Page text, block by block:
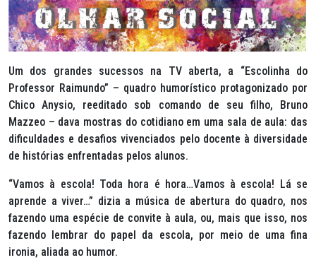
Um dos grandes sucessos na TV aberta, a “Escolinha do
Professor Raimundo” – quadro humorístico protagonizado por
Chico Anysio, reeditado sob comando de seu filho, Bruno
Mazzeo – dava mostras do cotidiano em uma sala de aula: das
dificuldades e desafios vivenciados pelo docente à diversidade
de histórias enfrentadas pelos alunos.
“Vamos à escola! Toda hora é hora…Vamos à escola! Lá se
aprende a viver…” dizia a música de abertura do quadro, nos
fazendo uma espécie de convite à aula, ou, mais que isso, nos
fazendo lembrar do papel da escola, por meio de uma fina
ironia, aliada ao humor.